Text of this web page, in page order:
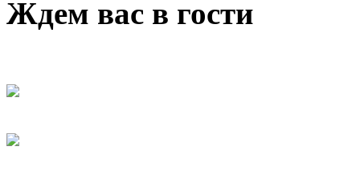
Ждем вас в гости